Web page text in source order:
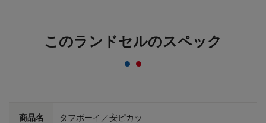
このランドセルのスペック
商品名 タフボーイ／安ピカッ